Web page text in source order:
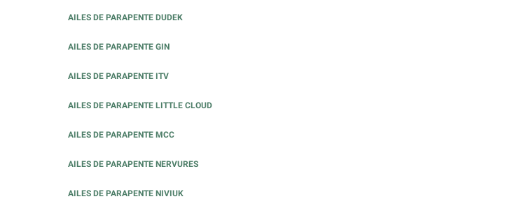
AILES DE PARAPENTE DUDEK
AILES DE PARAPENTE GIN
AILES DE PARAPENTE ITV
AILES DE PARAPENTE LITTLE CLOUD
AILES DE PARAPENTE MCC
AILES DE PARAPENTE NERVURES
AILES DE PARAPENTE NIVIUK